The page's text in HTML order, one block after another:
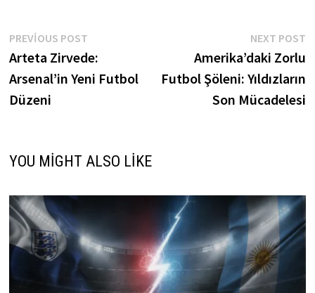
Yazı
gezinmesi
PREVIOUS POSTPrevious
post:
Arteta Zirvede:
Arsenal’in Yeni Futbol
Düzeni
NEXT POST
Amerika’daki Zorlu
Futbol Şöleni: Yıldızların
Son Mücadelesi
YOU MIGHT ALSO LIKE